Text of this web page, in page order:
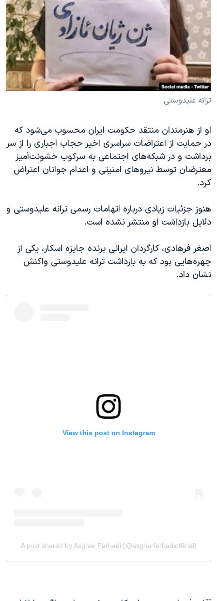
ترانه علیدوستی
او از هنرمندان منتقد حکومت ایران محسوب می‌شود که
در حمایت از اعتراضات سراسری اخیر حجاب اجباری را از سر
برداشت و در شبکه‌های اجتماعی به سرکوب خشونت‌آمیز
معترضان توسط نیروهای امنیتی و اعدام جوانان اعتراض
کرد.
هنوز جزئیات زیادی درباره اتهامات رسمی ترانه علیدوستی و
دلایل بازداشت او منتشر نشده است.
اصغر فرهادی، کارگردان ایرانی برنده جایزه اسکار، یکی از
چهره‌هایی بود که به بازداشت ترانه علیدوستی واکنش
نشان داد.